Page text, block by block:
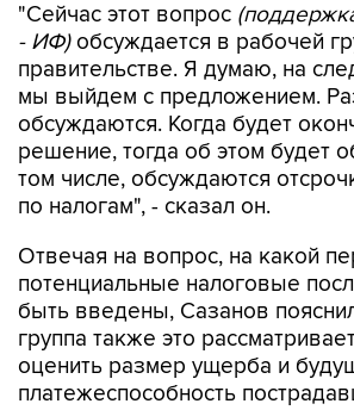
"Сейчас этот вопрос
- ИФ)обсуждается в рабочей
правительстве. Я думаю, на
мы выйдем с предложением.
обсуждаются. Когда будет
решение, тогда об этом будет
том числе, обсуждаются
по налогам", - сказал он.
Отвечая на вопрос, на какой
потенциальные налоговые
быть введены, Сазанов
группа также это
оценить размер ущерба и
платежеспособность